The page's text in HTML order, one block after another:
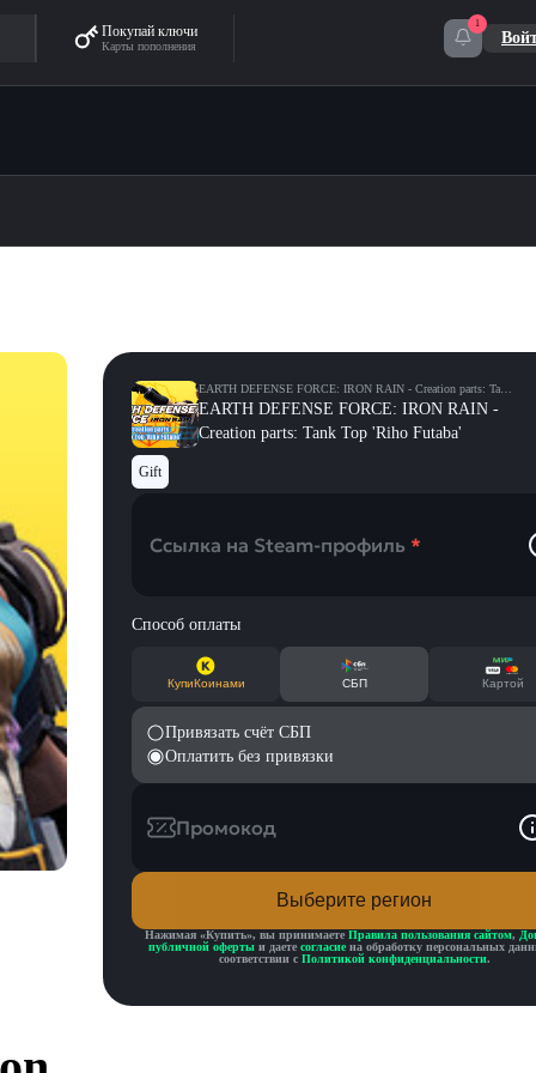
Покупай ключи
Карты пополнения
1
EARTH DEFENSE FORCE: IRON RAIN - Creation parts: Tank
Top 'Riho Futaba'
EARTH DEFENSE FORCE: IRON RAIN -
Creation parts: Tank Top 'Riho Futaba'
Gift
Ссылка на Steam-профиль *
Способ оплаты
КупиКоинами СБП Картой
Привязать счёт СБП
Оплатить без привязки
Промокод
Выберите регион
Нажимая «Купить», вы принимаете Правила пользования сайтом,
публичной оферты и даете согласие на обработку персональных
соответствии с Политикой конфиденциальности.